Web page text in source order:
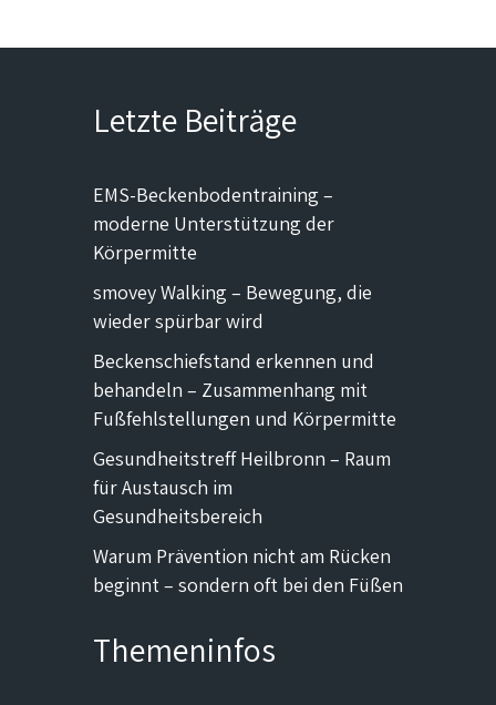
Letzte Beiträge
EMS-Beckenbodentraining –
moderne Unterstützung der
Körpermitte
smovey Walking – Bewegung, die
wieder spürbar wird
Beckenschiefstand erkennen und
behandeln – Zusammenhang mit
Fußfehlstellungen und Körpermitte
Gesundheitstreff Heilbronn – Raum
für Austausch im
Gesundheitsbereich
Warum Prävention nicht am Rücken
beginnt – sondern oft bei den Füßen
Themeninfos